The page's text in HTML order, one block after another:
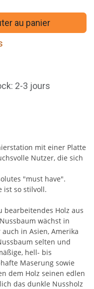
au panier
2-3 jours
mit einer Platte
Nutzer, die sich
"must have".
ist so stilvoll.
bearbeitendes Holz aus
wächst in
in Asien, Amerika
selten und
hell- bis
Maserung sowie
dem Holz seinen edlen
das dunkle Nussholz